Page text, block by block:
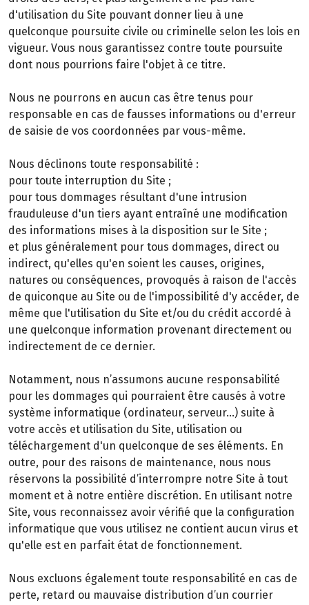
d'utilisation du Site pouvant donner lieu à une
quelconque poursuite civile ou criminelle selon les lois en
vigueur. Vous nous garantissez contre toute poursuite
dont nous pourrions faire l'objet à ce titre.
Nous ne pourrons en aucun cas être tenus pour
responsable en cas de fausses informations ou d'erreur
de saisie de vos coordonnées par vous-même.
Nous déclinons toute responsabilité :
pour toute interruption du Site ;
pour tous dommages résultant d'une intrusion
frauduleuse d'un tiers ayant entraîné une modification
des informations mises à la disposition sur le Site ;
et plus généralement pour tous dommages, direct ou
indirect, qu'elles qu'en soient les causes, origines,
natures ou conséquences, provoqués à raison de l'accès
de quiconque au Site ou de l'impossibilité d'y accéder, de
même que l'utilisation du Site et/ou du crédit accordé à
une quelconque information provenant directement ou
indirectement de ce dernier.
Notamment, nous n’assumons aucune responsabilité
pour les dommages qui pourraient être causés à votre
système informatique (ordinateur, serveur…) suite à
votre accès et utilisation du Site, utilisation ou
téléchargement d'un quelconque de ses éléments. En
outre, pour des raisons de maintenance, nous nous
réservons la possibilité d’interrompre notre Site à tout
moment et à notre entière discrétion. En utilisant notre
Site, vous reconnaissez avoir vérifié que la configuration
informatique que vous utilisez ne contient aucun virus et
qu'elle est en parfait état de fonctionnement.
Nous excluons également toute responsabilité en cas de
perte, retard ou mauvaise distribution d’un courrier